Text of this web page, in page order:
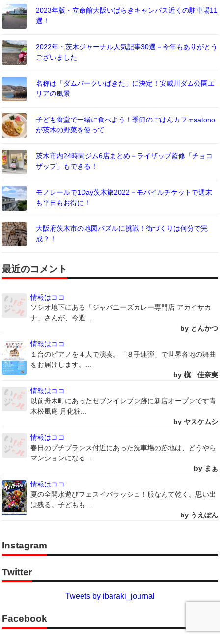
2023年版・立命館大阪いばらきキャンパス近くの駐車場11
選！
2022年・茨木ジャーナル人気記事30選－今年もありがとう
ございました
名称は「ダムパークいばきた」に決定！安威川ダム公園エ
リアの風景
子ども食堂で一緒に食べよう！季節のごはんカフェsatono
が茨木の野菜を使って
茨木市内24時間ジム6店まとめ－ライザップ監修「チョコ
ザップ」もできる！
モノレールで1Day茨木旅2022－モバイルチケットで週末
も平日もお得に！
大阪府茨木市の地図パズルに挑戦！街づくりは何分で完
成？！
最近のコメント
情報はココ
ソシオ地下にある「ジャパニーズカレー専門店 アカイサカ
ナ」さんが、今週...
by とんかつ
情報はココ
１台のピアノを４人で演奏。「８手連弾」で世界各地の舞曲
をお届けします。...
by 槇 佳奈実
情報はココ
以前舟木町にあったセブンイレブン跡に新店オープンです青
木松風庵 月化粧...
by ヤスケムシ
情報はココ
春日のプチプランス付近にあった洗車場の跡地は、どうやら
マンションになる...
by まぁ
情報はココ
夏の全開水遊びフェスイバラッシュ！服なんて乾く。思い出
は残る。子どもも...
by うえぽん
Instagram
Twitter
Tweets by ibaraki_journal
Facebook